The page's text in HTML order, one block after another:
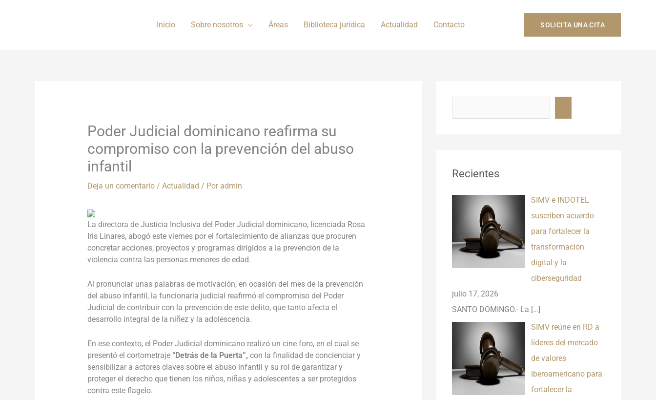
Inicio Sobre nosotros Áreas Biblioteca jurídica Actualidad Contacto SOLICITA UNA CITA
Poder Judicial dominicano reafirma su
compromiso con la prevención del abuso
infantil
Deja un comentario / Actualidad / Por admin
La directora de Justicia Inclusiva del Poder Judicial dominicano, licenciada Rosa
Iris Linares, abogó este viernes por el fortalecimiento de alianzas que procuren
concretar acciones, proyectos y programas dirigidos a la prevención de la
violencia contra las personas menores de edad.
Al pronunciar unas palabras de motivación, en ocasión del mes de la prevención
del abuso infantil, la funcionaria judicial reafirmó el compromiso del Poder
Judicial de contribuir con la prevención de este delito, que tanto afecta el
desarrollo integral de la niñez y la adolescencia.
En ese contexto, el Poder Judicial dominicano realizó un cine foro, en el cual se
presentó el cortometraje “Detrás de la Puerta”, con la finalidad de concienciar y
sensibilizar a actores claves sobre el abuso infantil y su rol de garantizar y
proteger el derecho que tienen los niños, niñas y adolescentes a ser protegidos
contra este flagelo.
s
Recientes
SIMV e INDOTEL
suscriben acuerdo
para fortalecer la
transformación
digital y la
ciberseguridad
julio 17, 2026
SANTO DOMINGO.- La […]
SIMV reúne en RD a
líderes del mercado
de valores
iberoamericano para
fortalecer la